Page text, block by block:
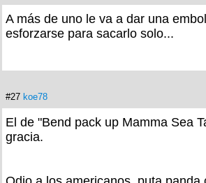
A más de uno le va a dar una
esforzarse para sacarlo solo...
#27 koe78
El de "Bend pack up Mamma Sea
gracia.